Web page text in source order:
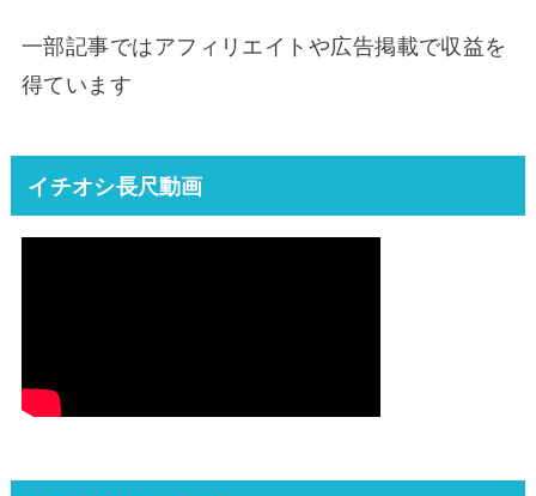
一部記事ではアフィリエイトや広告掲載で収益を
得ています
イチオシ長尺動画